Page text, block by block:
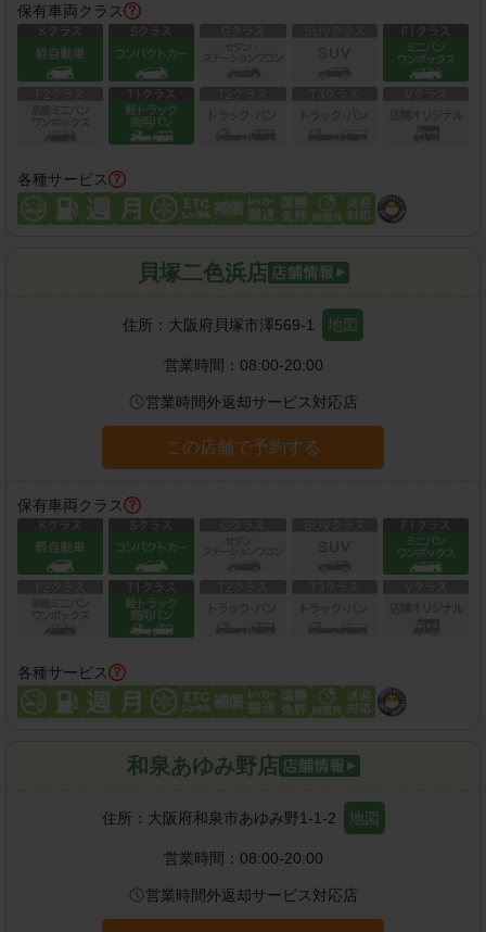
保有車両クラス
各種サービス
貝塚二色浜店
住所： 大阪府貝塚市澤569-1 地図
営業時間： 08:00-20:00
営業時間外返却サービス対応店
この店舗で予約する
保有車両クラス
各種サービス
和泉あゆみ野店
住所： 大阪府和泉市あゆみ野1-1-2 地図
営業時間： 08:00-20:00
営業時間外返却サービス対応店